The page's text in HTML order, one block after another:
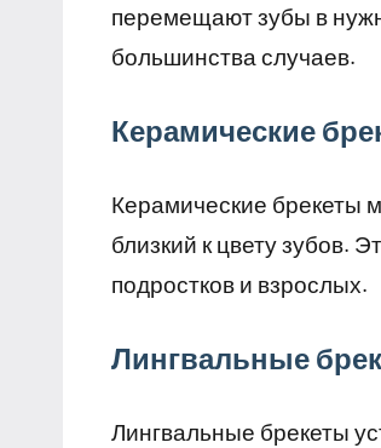
перемещают зубы в
большинства случаев.
Керамические
Керамические брекеты
близкий к цвету зубов.
подростков и взрослых.
Лингвальные
Лингвальные брекеты